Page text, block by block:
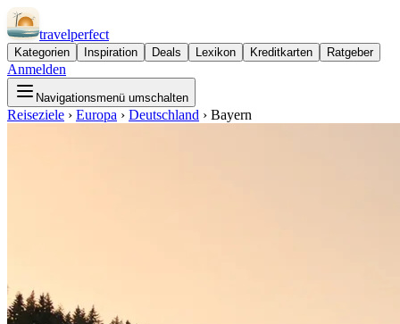
travelperfect
Kategorien Inspiration Deals Lexikon Kreditkarten Ratgeber
Anmelden
Navigationsmenü umschalten
Reiseziele › Europa › Deutschland › Bayern